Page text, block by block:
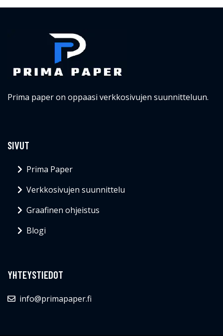
Prima paper on oppaasi verkkosivujen suunnitteluun.
SIVUT
Prima Paper
Verkkosivujen suunnittelu
Graafinen ohjeistus
Blogi
YHTEYSTIEDOT
info@primapaper.fi